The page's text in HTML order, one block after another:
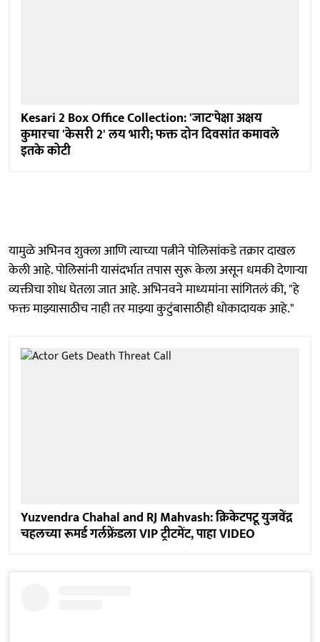
Kesari 2 Box Office Collection: 'जाट'पेक्षा अक्षय
कुमारचा 'केसरी 2' लय भारी; फक्त दोन दिवसांत कमावले
इतके कोटी
यामुळे अभिनव शुक्ला आणि त्याच्या पत्नीने पोलिसांकडे तक्रार दाखल
केली आहे. पोलिसांनी यासंदर्भात तपास सुरू केला असून धमकी देणाऱ्या
व्यक्तीचा शोध घेतला जात आहे. अभिनवने माध्यमांना सांगितलं की, "हे
फक्त माझ्यासाठीच नाही तर माझ्या कुटुंबासाठीही धोकादायक आहे."
Yuzvendra Chahal and RJ Mahvash: क्रिकेटपटू युजवेंद्र
चहलच्या रूमर्ड गर्लफ्रेंडला VIP ट्रीटमेंट, पाहा VIDEO